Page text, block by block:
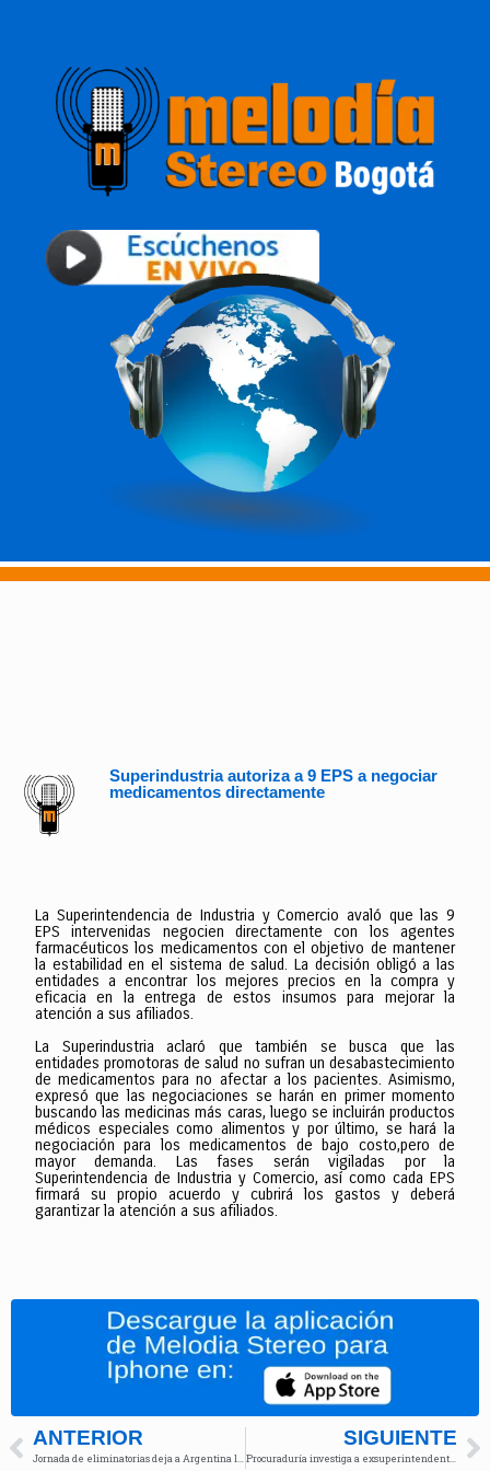
Superindustria autoriza a 9 EPS a negociar
medicamentos directamente
La Superintendencia de Industria y Comercio avaló que las 9
EPS intervenidas negocien directamente con los agentes
farmacéuticos los medicamentos con el objetivo de mantener
la estabilidad en el sistema de salud. La decisión obligó a las
entidades a encontrar los mejores precios en la compra y
eficacia en la entrega de estos insumos para mejorar la
atención a sus afiliados.
La Superindustria aclaró que también se busca que las
entidades promotoras de salud no sufran un desabastecimiento
de medicamentos para no afectar a los pacientes. Asimismo,
expresó que las negociaciones se harán en primer momento
buscando las medicinas más caras, luego se incluirán productos
médicos especiales como alimentos y por último, se hará la
negociación para los medicamentos de bajo costo,pero de
mayor demanda. Las fases serán vigiladas por la
Superintendencia de Industria y Comercio, así como cada EPS
firmará su propio acuerdo y cubrirá los gastos y deberá
garantizar la atención a sus afiliados.
ANTERIOR SIGUIENTE
Procuraduría investiga a exsuperintendente Manzur por licencias irregulares